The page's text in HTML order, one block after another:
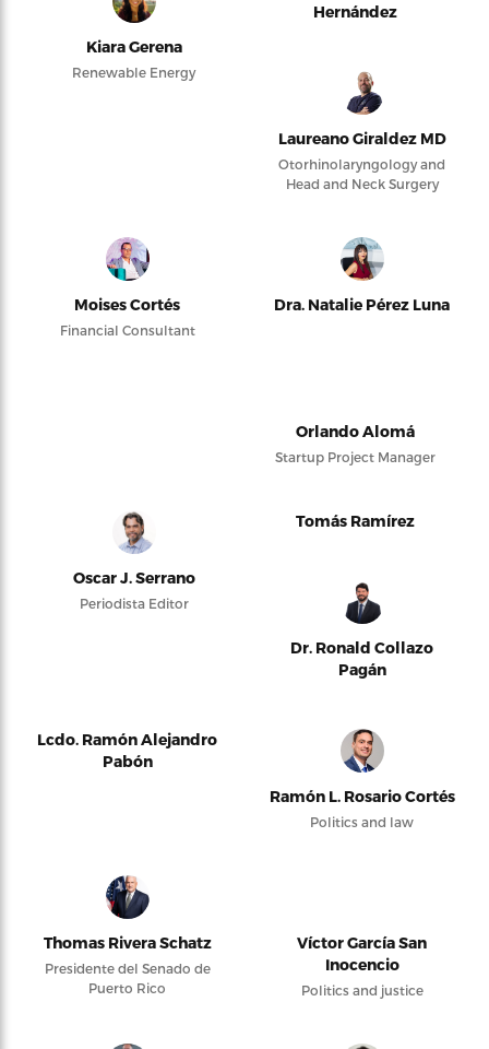
Kiara Gerena
Renewable Energy
Hernández
Laureano Giraldez MD
Otorhinolaryngology and
Head and Neck Surgery
Moises Cortés
Financial Consultant
Dra. Natalie Pérez Luna
Orlando Alomá
Startup Project Manager
Oscar J. Serrano
Periodista Editor
Tomás Ramírez
Dr. Ronald Collazo
Pagán
Lcdo. Ramón Alejandro
Pabón
Ramón L. Rosario Cortés
Politics and law
Thomas Rivera Schatz
Presidente del Senado de
Puerto Rico
Víctor García San
Inocencio
Politics and justice